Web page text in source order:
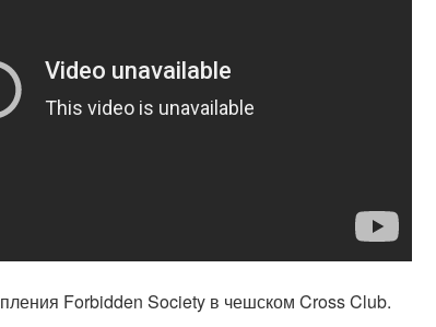
Forbidden Society в чешском Cross Club.